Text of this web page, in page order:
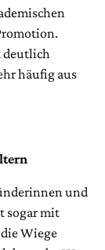
deutlich
häufig aus
und
sogar mit
Wiege